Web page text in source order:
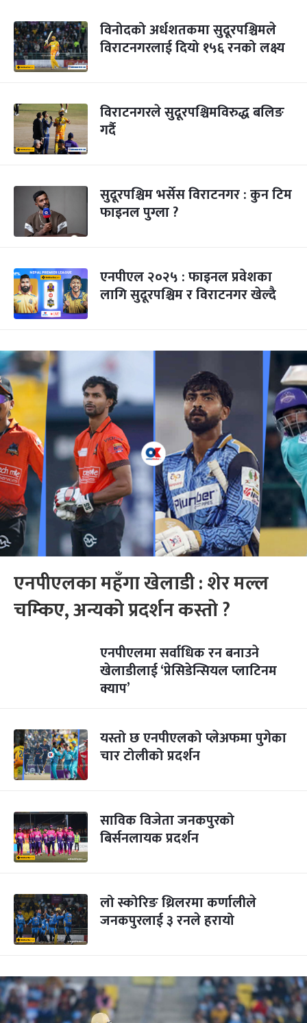
विनोदको अर्धशतकमा सुदूरपश्चिमले
विराटनगरलाई दियो १५६ रनको लक्ष्य
विराटनगरले सुदूरपश्चिमविरुद्ध बलिङ
गर्दै
सुदूरपश्चिम भर्सेस विराटनगर : कुन टिम
फाइनल पुग्ला ?
एनपीएल २०२५ : फाइनल प्रवेशका
लागि सुदूरपश्चिम र विराटनगर खेल्दै
एनपीएलका महँगा खेलाडी : शेर मल्ल
चम्किए, अन्यको प्रदर्शन कस्तो ?
एनपीएलमा सर्वाधिक रन बनाउने
खेलाडीलाई ‘प्रेसिडेन्सियल प्लाटिनम
क्याप’
यस्तो छ एनपीएलको प्लेअफमा पुगेका
चार टोलीको प्रदर्शन
साविक विजेता जनकपुरको
बिर्सनलायक प्रदर्शन
लो स्कोरिङ थ्रिलरमा कर्णालीले
जनकपुरलाई ३ रनले हरायो